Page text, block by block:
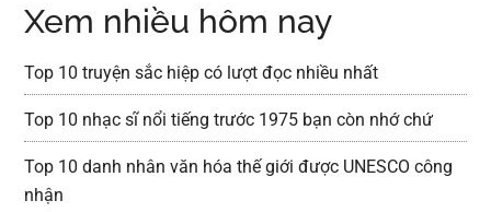
Xem nhiều hôm nay
Top 10 truyện sắc hiệp có lượt đọc nhiều nhất
Top 10 nhạc sĩ nổi tiếng trước 1975 bạn còn nhớ chứ
Top 10 danh nhân văn hóa thế giới được UNESCO công
nhận